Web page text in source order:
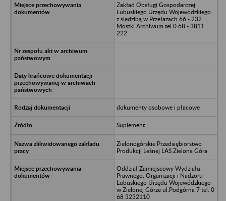
Zakład Obsługi Gospodarczej
Lubuskiego Urzędu Wojewódzkiego
z siedzibą w Przełazach 66 - 232
Mostki Archiwum tel.0 68 - 3811
222
dokumenty osobowe i płacowe
Suplement
Zielonogórskie Przedsiębiorstwo
Produkcji Leśnej LAS Zielona Góra
Oddział Zamiejscowy Wydziału
Prawnego, Organizacji i Nadzoru
Lubuskiego Urzędu Wojewódzkiego
w Zielonej Górze ul.Podgórna 7 tel. 0
68 3232110